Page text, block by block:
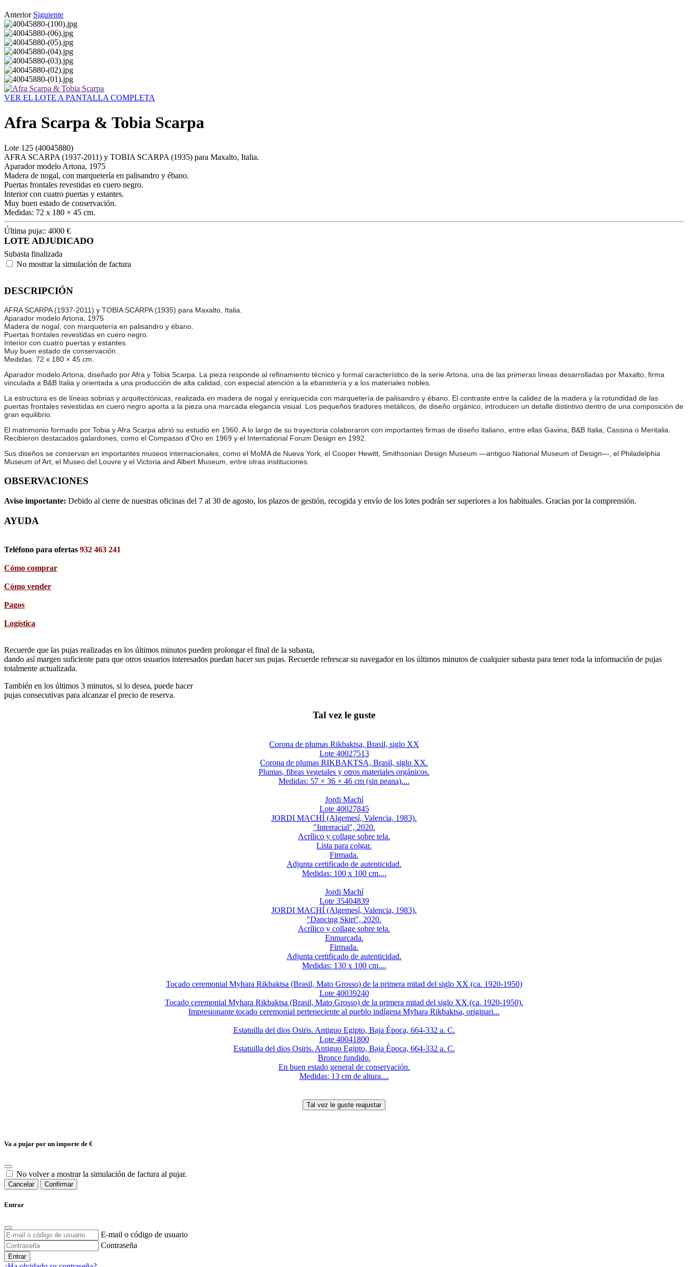
Anterior Siguiente
VER EL LOTE A PANTALLA COMPLETA
Afra Scarpa & Tobia Scarpa
Lote 125 (40045880)
AFRA SCARPA (1937-2011) y TOBIA SCARPA (1935) para Maxalto, Italia.
Aparador modelo Artona, 1975
Madera de nogal, con marquetería en palisandro y ébano.
Puertas frontales revestidas en cuero negro.
Interior con cuatro puertas y estantes.
Muy buen estado de conservación.
Medidas: 72 x 180 × 45 cm.
Última puja:: 4000 €
LOTE ADJUDICADO
Subasta finalizada
No mostrar la simulación de factura
DESCRIPCIÓN
AFRA SCARPA (1937-2011) y TOBIA SCARPA (1935) para Maxalto, Italia.
Aparador modelo Artona, 1975
Madera de nogal, con marquetería en palisandro y ébano.
Puertas frontales revestidas en cuero negro.
Interior con cuatro puertas y estantes.
Muy buen estado de conservación.
Medidas: 72 x 180 × 45 cm.
Aparador modelo Artona, diseñado por Afra y Tobia Scarpa. La pieza responde al refinamiento técnico y formal característico de la serie Artona, una de las primeras líneas desarrolladas por Maxalto, firma
vinculada a B&B Italia y orientada a una producción de alta calidad, con especial atención a la ebanistería y a los materiales nobles.
La estructura es de líneas sobrias y arquitectónicas, realizada en madera de nogal y enriquecida con marquetería de palisandro y ébano. El contraste entre la calidez de la madera y la rotundidad de las
puertas frontales revestidas en cuero negro aporta a la pieza una marcada elegancia visual. Los pequeños tiradores metálicos, de diseño orgánico, introducen un detalle distintivo dentro de una composición de
gran equilibrio.
El matrimonio formado por Tobia y Afra Scarpa abrió su estudio en 1960. A lo largo de su trayectoria colaboraron con importantes firmas de diseño italiano, entre ellas Gavina, B&B Italia, Cassina o Meritalia.
Recibieron destacados galardones, como el Compasso d’Oro en 1969 y el International Forum Design en 1992.
Sus diseños se conservan en importantes museos internacionales, como el MoMA de Nueva York, el Cooper Hewitt, Smithsonian Design Museum —antiguo National Museum of Design—, el Philadelphia
Museum of Art, el Museo del Louvre y el Victoria and Albert Museum, entre otras instituciones.
OBSERVACIONES
Aviso importante: Debido al cierre de nuestras oficinas del 7 al 30 de agosto, los plazos de gestión, recogida y envío de los lotes podrán ser superiores a los habituales. Gracias por la comprensión.
AYUDA
Teléfono para ofertas 932 463 241
Cómo comprar
Cómo vender
Pagos
Logística
Recuerde que las pujas realizadas en los últimos minutos pueden prolongar el final de la subasta,
dando así margen suficiente para que otros usuarios interesados puedan hacer sus pujas. Recuerde refrescar su navegador en los últimos minutos de cualquier subasta para tener toda la información de pujas
totalmente actualizada.
También en los últimos 3 minutos, si lo desea, puede hacer
pujas consecutivas para alcanzar el precio de reserva.
Tal vez le guste
Corona de plumas Rikbaktsa, Brasil, siglo XX
Lote 40027513
Corona de plumas RIKBAKTSA, Brasil, siglo XX.
Plumas, fibras vegetales y otros materiales orgánicos.
Medidas: 57 × 36 × 46 cm (sin peana)....
Jordi Machí
Lote 40027845
JORDI MACHÍ (Algemesí, Valencia, 1983).
"Interracial", 2020.
Acrílico y collage sobre tela.
Lista para colgar.
Firmada.
Adjunta certificado de autenticidad.
Medidas: 100 x 100 cm....
Jordi Machí
Lote 35404839
JORDI MACHÍ (Algemesí, Valencia, 1983).
"Dancing Skirt", 2020.
Acrílico y collage sobre tela.
Enmarcada.
Firmada.
Adjunta certificado de autenticidad.
Medidas: 130 x 100 cm....
Tocado ceremonial Myhara Rikbaktsa (Brasil, Mato Grosso) de la primera mitad del siglo XX (ca. 1920-1950)
Lote 40039240
Tocado ceremonial Myhara Rikbaktsa (Brasil, Mato Grosso) de la primera mitad del siglo XX (ca. 1920-1950).
Impresionante tocado ceremonial perteneciente al pueblo indígena Myhara Rikbaktsa, originari...
Estatuilla del dios Osiris. Antiguo Egipto, Baja Época, 664-332 a. C.
Lote 40041800
Estatuilla del dios Osiris. Antiguo Egipto, Baja Época, 664-332 a. C.
Bronce fundido.
En buen estado general de conservación.
Medidas: 13 cm de altura....
Va a pujar por un importe de €
No volver a mostrar la simulación de factura al pujar.
Cancelar Confirmar
Entrar
E-mail o código de usuario
Contraseña
Entrar